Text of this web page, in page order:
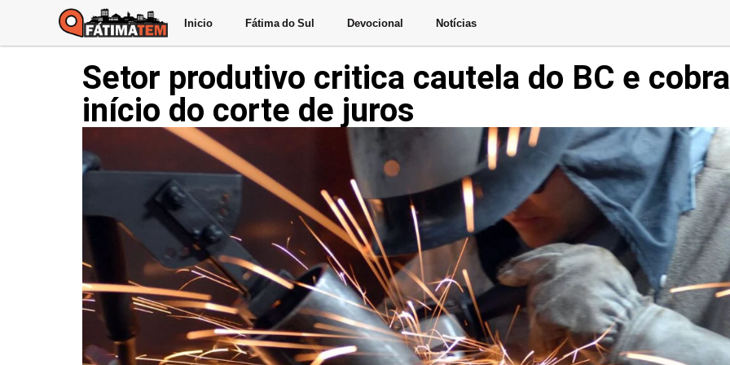
Inicio Fátima do Sul Devocional Notícias
Setor produtivo critica cautela do BC e cobra
início do corte de juros